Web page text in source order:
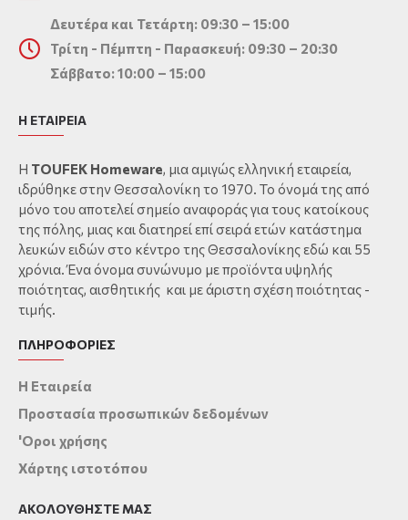
Δευτέρα και Τετάρτη: 09:30 – 15:00
Τρίτη - Πέμπτη - Παρασκευή: 09:30 – 20:30
Σάββατο: 10:00 – 15:00
Η ΕΤΑΙΡΕΙΑ
Η TOUFEK Homeware, μια αμιγώς ελληνική εταιρεία,
ιδρύθηκε στην Θεσσαλονίκη το 1970. Το όνομά της από
μόνο του αποτελεί σημείο αναφοράς για τους κατοίκους
της πόλης, μιας και διατηρεί επί σειρά ετών κατάστημα
λευκών ειδών στο κέντρο της Θεσσαλονίκης εδώ και 55
χρόνια. Ένα όνομα συνώνυμο με προϊόντα υψηλής
ποιότητας, αισθητικής και με άριστη σχέση ποιότητας -
τιμής.
ΠΛΗΡΟΦΟΡΙΕΣ
Η Εταιρεία
Προστασία προσωπικών δεδομένων
'Οροι χρήσης
Χάρτης ιστοτόπου
ΑΚΟΛΟΥΘΉΣΤΕ ΜΑΣ